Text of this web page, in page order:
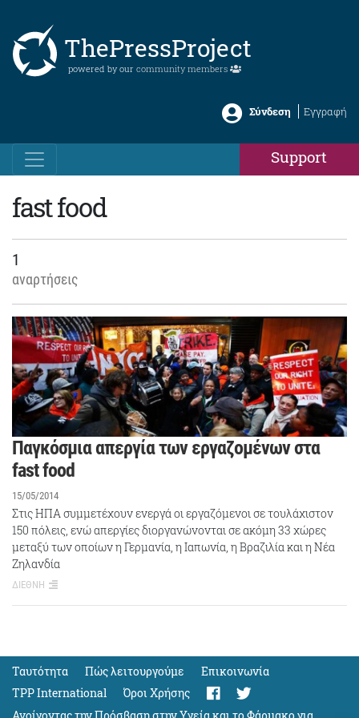
ThePressProject
powered by our community members
Σύνδεση Εγγραφή
Support
fast food
1
αναρτήσεις
Παγκόσμια απεργία των εργαζoμένων στα
fast food
15/05/2014
Στις ΗΠΑ συμμετέχουν ενεργά οι εργαζόμενοι σε τουλάχιστον
150 πόλεις, ενώ απεργίες διοργανώνονται σε ακόμη 33 χώρες
μεταξύ των οποίων η Γερμανία, η Ιαπωνία, η Βραζιλία και η Νέα
Ζηλανδία
ΔΙΕΘΝΗ
Ταυτότητα Πώς λειτουργούμε
Eπικοινωνία
TPP International
Όροι Χρήσης